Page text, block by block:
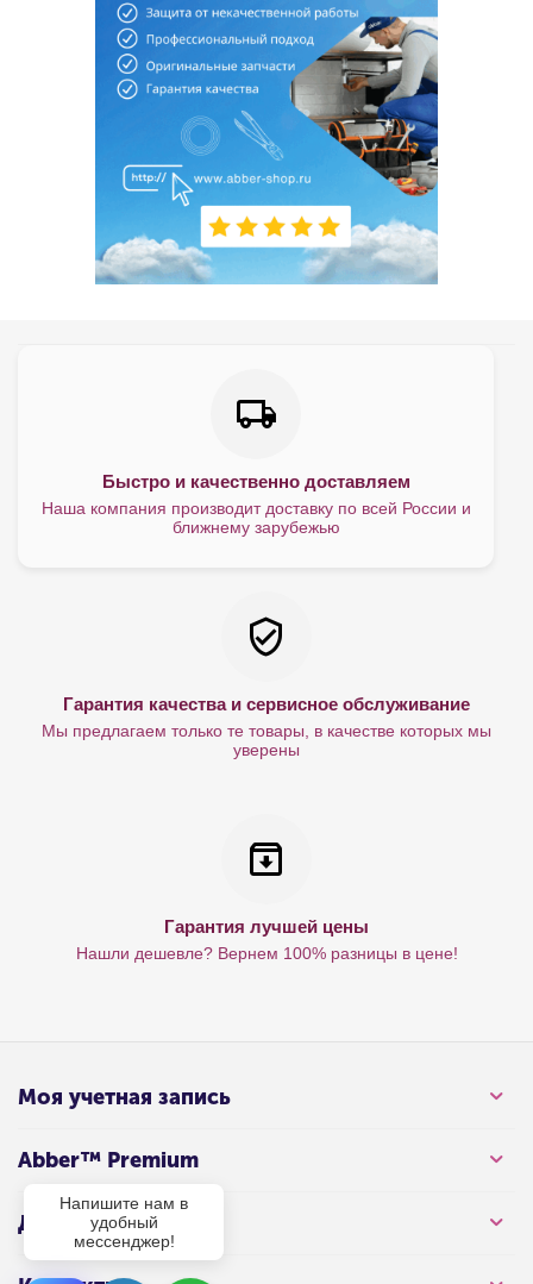
Быстро и качественно доставляем
Наша компания производит доставку по всей России и
ближнему зарубежью
Гарантия качества и сервисное обслуживание
Мы предлагаем только те товары, в качестве которых мы
уверены
Гарантия лучшей цены
Нашли дешевле? Вернем 100% разницы в цене!
Моя учетная запись
Abber™ Premium
Для клиента
Напишите нам в
удобный
мессенджер!